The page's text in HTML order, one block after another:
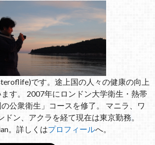
です。途上国の人々の健康の向上
す。 2007年にロンドン大学衛生・熱帯
公衆衛生」コースを修了。 マニラ、ワ
ドン、アクラを経て現在は東京勤務。
。詳しくはプロフィールへ。